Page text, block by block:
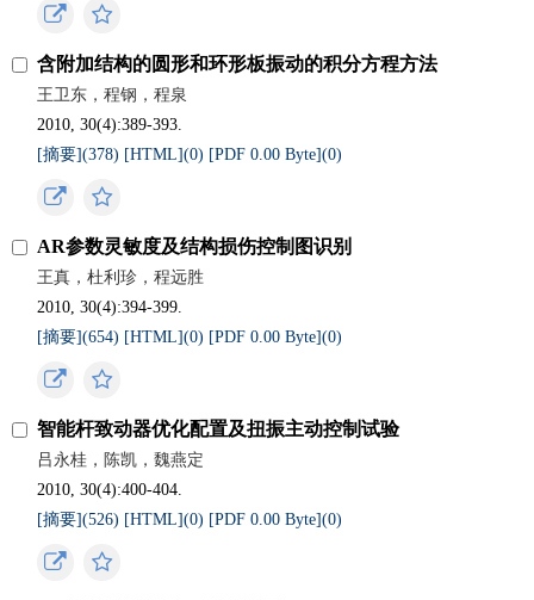
含附加结构的圆形和环形板振动的积分方程方法
王卫东，程钢，程泉
2010, 30(4):389-393.
[摘要](378) [HTML](0) [PDF 0.00 Byte](0)
AR参数灵敏度及结构损伤控制图识别
王真，杜利珍，程远胜
2010, 30(4):394-399.
[摘要](654) [HTML](0) [PDF 0.00 Byte](0)
智能杆致动器优化配置及扭振主动控制试验
吕永桂，陈凯，魏燕定
2010, 30(4):400-404.
[摘要](526) [HTML](0) [PDF 0.00 Byte](0)